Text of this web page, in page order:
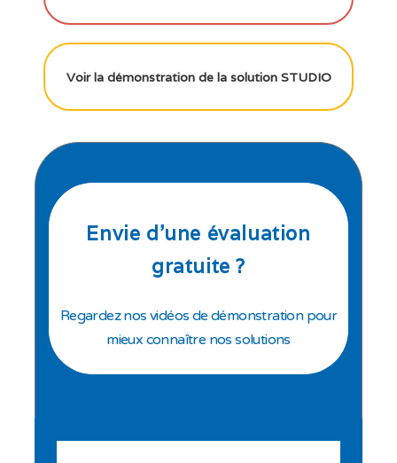
Voir la démonstration de la solution STUDIO
Envie d’une évaluation
gratuite ?
Regardez nos vidéos de démonstration pour
mieux connaître nos solutions